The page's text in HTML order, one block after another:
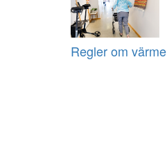
Regler om värme